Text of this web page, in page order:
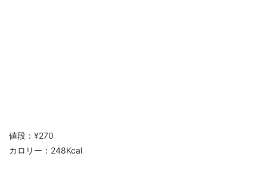
値段：¥270
カロリー：248Kcal